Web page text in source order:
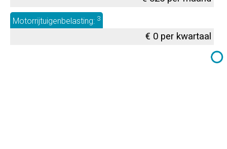
Motorrijtuigenbelasting: 3
€ 0 per kwartaal